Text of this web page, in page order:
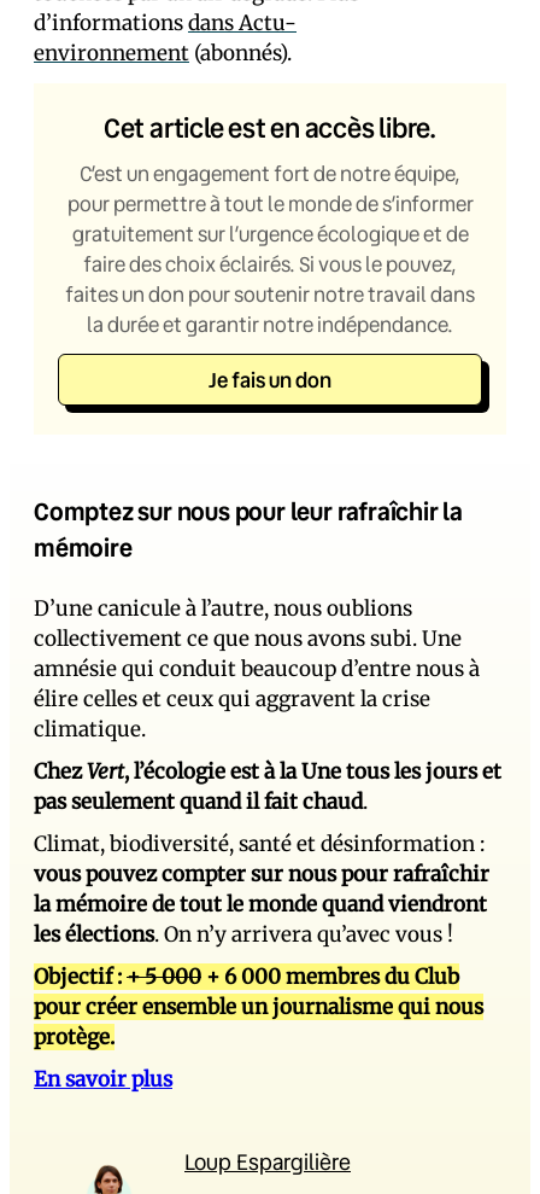
d’informationsdans Actu-
environnement (abonnés).
Cet article est en accès libre.
C’est un engagement fort de notre équipe,
pour permettre à tout le monde de s’informer
gratuitement sur l’urgence écologique et de
faire des choix éclairés. Si vous le pouvez,
faites un don pour soutenir notre travail dans
la durée et garantir notre indépendance.
Je fais un don
Comptez sur nous pour leur rafraîchir la
mémoire
D’une canicule à l’autre, nous oublions
collectivement ce que nous avons subi. Une
amnésie qui conduit beaucoup d’entre nous à
élire celles et ceux qui aggravent la crise
climatique.
ChezVert, l’écologie est à la Une tous les jours et
pas seulement quand il fait chaud.
Climat, biodiversité, santé et désinformation :
vous pouvez compter sur nous pour rafraîchir
la mémoire de tout le monde quand viendront
les élections. On n’y arrivera qu’avec vous !
Objectif :+ 5 000 + 6 000 membres du Club
pour créer ensemble un journalisme qui nous
protège.
En savoir plus
Loup Espargilière